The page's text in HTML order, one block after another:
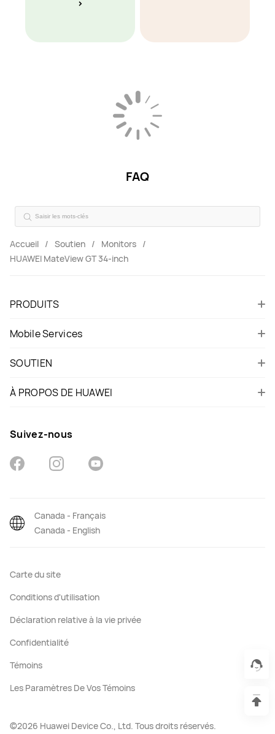
FAQ
Accueil Soutien
Monitors
HUAWEI MateView GT 34-inch
PRODUITS
Mobile Services
SOUTIEN
À PROPOS DE HUAWEI
Suivez-nous
©2026 Huawei Device Co., Ltd. Tous droits réservés.
Carte du site
Conditions d'utilisation
Déclaration relative à la vie privée
Confidentialité
Témoins
Les Paramètres De Vos Témoins
Canada - Français
Canada - English